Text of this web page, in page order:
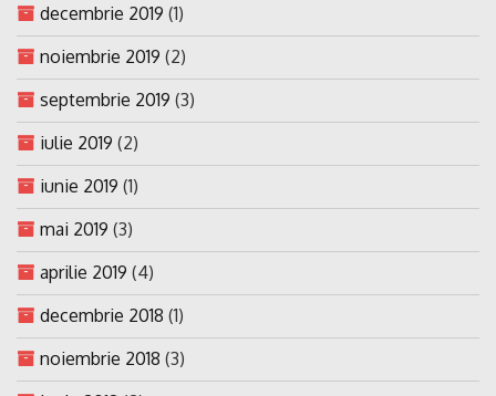
decembrie 2019 (1)
noiembrie 2019 (2)
septembrie 2019 (3)
iulie 2019 (2)
iunie 2019 (1)
mai 2019 (3)
aprilie 2019 (4)
decembrie 2018 (1)
noiembrie 2018 (3)